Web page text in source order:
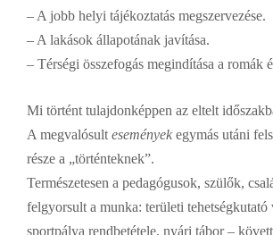
– A jobb helyi tájékoztatás megszervezése.
– A lakások állapotának javítása.
– Térségi összefogás megindítása a romák
Mi történt tulajdonképpen az eltelt
A megvalósult események egymás utáni
része a „történteknek”.
Természetesen a pedagógusok, szülők,
felgyorsult a munka: területi tehetségkutató
sportpálya rendbetétele, nyári tábor –